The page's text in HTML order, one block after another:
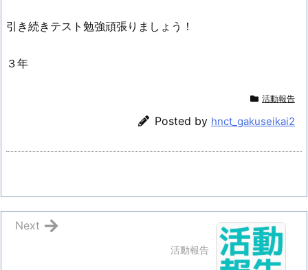
引き続きテスト勉強頑張りましょう！
３年
活動報告
Posted by hnct_gakuseikai2
活動報告
Next